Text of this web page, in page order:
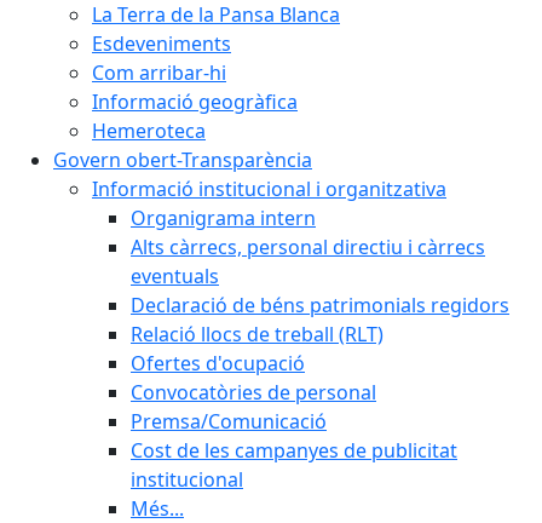
La Terra de la Pansa Blanca
Esdeveniments
Com arribar-hi
Informació geogràfica
Hemeroteca
Govern obert-Transparència
Informació institucional i organitzativa
Organigrama intern
Alts càrrecs, personal directiu i càrrecs
eventuals
Declaració de béns patrimonials regidors
Relació llocs de treball (RLT)
Ofertes d'ocupació
Convocatòries de personal
Premsa/Comunicació
Cost de les campanyes de publicitat
institucional
Més...